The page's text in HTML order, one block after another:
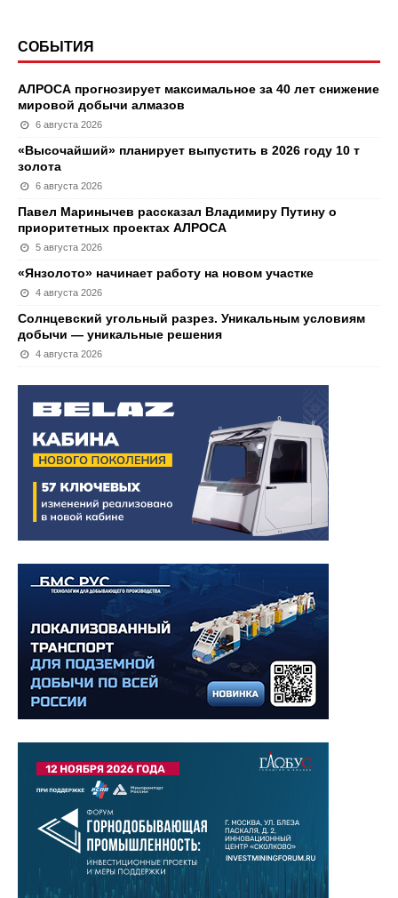
СОБЫТИЯ
АЛРОСА прогнозирует максимальное за 40 лет снижение
мировой добычи алмазов
6 августа 2026
«Высочайший» планирует выпустить в 2026 году 10 т
золота
6 августа 2026
Павел Маринычев рассказал Владимиру Путину о
приоритетных проектах АЛРОСА
5 августа 2026
«Янзолото» начинает работу на новом участке
4 августа 2026
Солнцевский угольный разрез. Уникальным условиям
добычи — уникальные решения
4 августа 2026